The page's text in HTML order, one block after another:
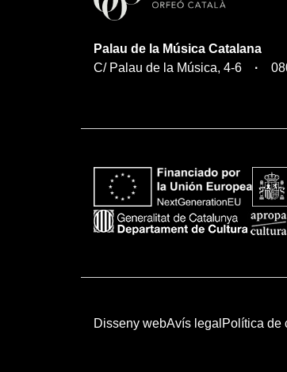
Palau de la Música Catalana
C/ Palau de la Música, 4-6
Disseny webAvís legal Política de